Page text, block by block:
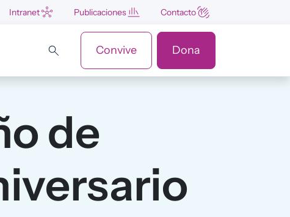
Intranet Publicaciones Contacto
Convive Dona
de